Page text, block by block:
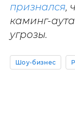
признался,
каминг-
угрозы.
Шоу-бизнес